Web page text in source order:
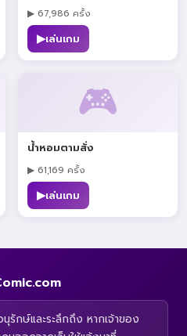
▶ 67,986 ครั้ง
▶เล่นเกม
🎮
น้ำหอมตามสั่ง
▶ 61,169 ครั้ง
▶เล่นเกม
รักษ์และระลึกถึง หากเจ้าของ